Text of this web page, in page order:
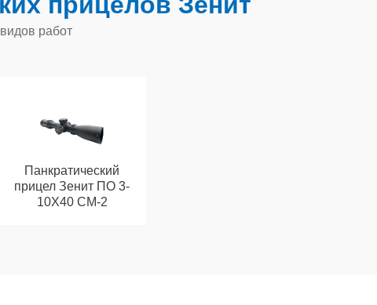
работ
Панкратический
прицел Зенит ПО 3-
10Х40 СМ-2